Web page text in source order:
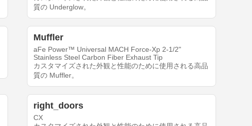
質の Underglow。
Muffler
aFe Power™ Universal MACH Force-Xp 2-1/2"
Stainless Steel Carbon Fiber Exhaust Tip
カスタマイズされた外観と性能のために使用される高品
質の Muffler。
right_doors
CX